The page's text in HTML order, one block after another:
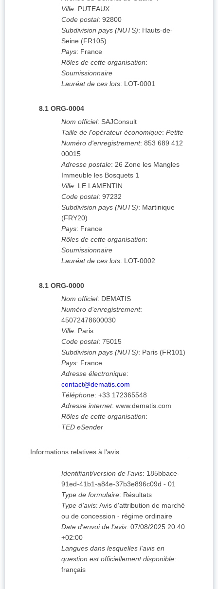
Ville: PUTEAUX
Code postal: 92800
Subdivision pays (NUTS): Hauts-de-
Seine (FR105)
Pays: France
Rôles de cette organisation:
Soumissionnaire
Lauréat de ces lots: LOT-0001
8.1 ORG-0004
Nom officiel: SAJConsult
Taille de l'opérateur économique: Petite
Numéro d'enregistrement: 853 689 412
00015
Adresse postale: 26 Zone les Mangles
Immeuble les Bosquets 1
Ville: LE LAMENTIN
Code postal: 97232
Subdivision pays (NUTS): Martinique
(FRY20)
Pays: France
Rôles de cette organisation:
Soumissionnaire
Lauréat de ces lots: LOT-0002
8.1 ORG-0000
Nom officiel: DEMATIS
Numéro d'enregistrement:
45072478600030
Ville: Paris
Code postal: 75015
Subdivision pays (NUTS): Paris (FR101)
Pays: France
Adresse électronique:
contact@dematis.com
Téléphone: +33 172365548
Adresse internet: www.dematis.com
Rôles de cette organisation:
TED eSender
Informations relatives à l'avis
Identifiant/version de l'avis: 185bbace-
91ed-41b1-a84e-37b3e896c09d - 01
Type de formulaire: Résultats
Type d'avis: Avis d'attribution de marché
ou de concession - régime ordinaire
Date d'envoi de l'avis: 07/08/2025 20:40
+02:00
Langues dans lesquelles l'avis en
question est officiellement disponible:
français